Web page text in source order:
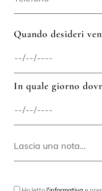
Quando desideri
In quale giorno